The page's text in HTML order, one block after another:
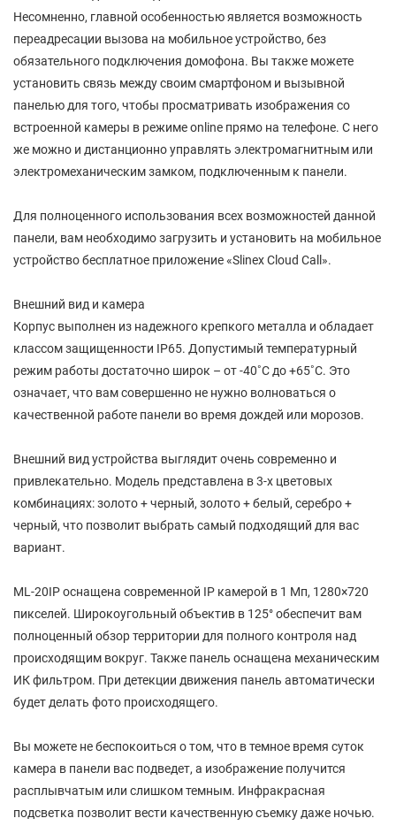
Несомненно, главной особенностью является возможность
переадресации вызова на мобильное устройство, без
обязательного подключения домофона. Вы также можете
установить связь между своим смартфоном и вызывной
панелью для того, чтобы просматривать изображения со
встроенной камеры в режиме online прямо на телефоне. С него
же можно и дистанционно управлять электромагнитным или
электромеханическим замком, подключенным к панели.
Для полноценного использования всех возможностей данной
панели, вам необходимо загрузить и установить на мобильное
устройство бесплатное приложение «Slinex Cloud Call».
Внешний вид и камера
Корпус выполнен из надежного крепкого металла и обладает
классом защищенности IP65. Допустимый температурный
режим работы достаточно широк – от -40˚С до +65˚С. Это
означает, что вам совершенно не нужно волноваться о
качественной работе панели во время дождей или морозов.
Внешний вид устройства выглядит очень современно и
привлекательно. Модель представлена в 3-х цветовых
комбинациях: золото + черный, золото + белый, серебро +
черный, что позволит выбрать самый подходящий для вас
вариант.
МL-20IP оснащена современной IP камерой в 1 Мп, 1280×720
пикселей. Широкоугольный объектив в 125° обеспечит вам
полноценный обзор территории для полного контроля над
происходящим вокруг. Также панель оснащена механическим
ИК фильтром. При детекции движения панель автоматически
будет делать фото происходящего.
Вы можете не беспокоиться о том, что в темное время суток
камера в панели вас подведет, а изображение получится
расплывчатым или слишком темным. Инфракрасная
подсветка позволит вести качественную съемку даже ночью.